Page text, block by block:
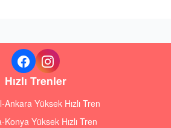
Hızlı Trenler
Ankara Yüksek Hızlı Tren
Konya Yüksek Hızlı Tren